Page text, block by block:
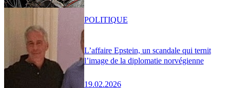
L’affaire Epstein, un scandale qui ternit
l’image de la diplomatie norvégienne
19.02.2026
POLITIQUE